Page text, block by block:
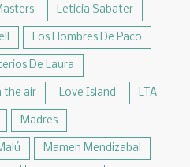
Leticia Sabater
Los Hombres De Paco
De Laura
the air Love Island LTA
Madres
Mamen Mendizabal